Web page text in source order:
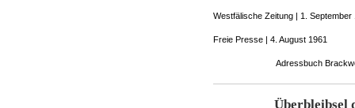
Westfälische Zeitung | 1. September
Freie Presse | 4. August 1961
Adressbuch
Überbleibsel